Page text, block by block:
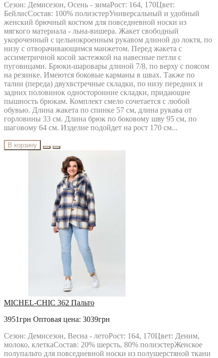
Сезон: Демисезон, Осень - зимаРост: 164, 170Цвет:
БейлисСостав: 100% полиэстерУниверсальный и удобный
женский брючный костюм для повседневной носки из
мягкого материала - льна-вишера. Жакет свободный
укороченный с цельнокроенным рукавом длиной до локтя, по
низу с отворачивающимся манжетом. Перед жакета с
ассиметричной косой застежкой на навесные петли с
пуговицами. Брюки-шаровары длиной 7/8, по верху с поясом
на резинке. Имеются боковые карманы в швах. Также по
талии (переда) двухвстречные складки, по низу передних и
задних половинок односторонние складки, придающие
пышность брюкам. Комплект смело сочетается с любой
обувью. Длина жакета по спинке 57 см, длина рукава от
горловины 33 см. Длина брюк по боковому шву 95 см, по
шаговому 64 см. Изделие подойдет на рост 170 см...
В корзину
MICHEL-CHIC 362 Пальто
3951грн Оптовая цена: 3039грн
Сезон: Демисезон, Весна - летоРост: 164, 170Цвет: Деним,
молоко, клеткаСостав: 20% шерсть, 80% полиэстерЖенское
полупальто для повседневной носки из полушерстяной ткани